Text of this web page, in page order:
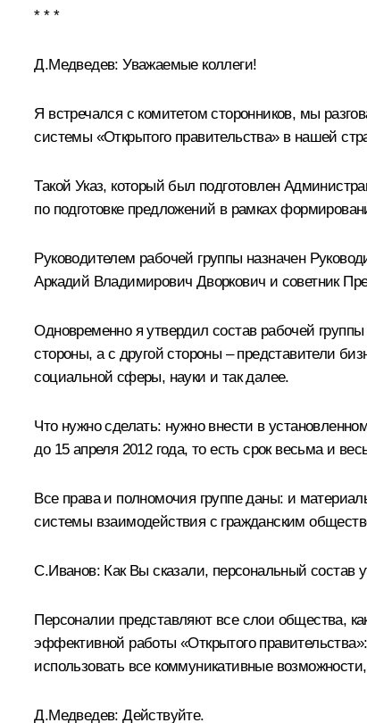
* * *
Д.Медведев: Уважаемые коллеги!
Я встречался с комитетом сторонников, мы
системы «Открытого правительства» в нашей
Такой Указ, который был подготовлен
по подготовке предложений в рамках
Руководителем рабочей группы назначен
Аркадий Владимирович Дворкович и советник
Одновременно я утвердил состав рабочей
стороны, а с другой стороны – представители
социальной сферы, науки и так далее.
Что нужно сделать: нужно внести в
до 15 апреля 2012 года, то есть срок весьма и
Все права и полномочия группе даны: и
системы взаимодействия с гражданским
С.Иванов: Как Вы сказали, персональный
Персоналии представляют все слои общества,
эффективной работы «Открытого
использовать все коммуникативные
Д.Медведев: Действуйте.